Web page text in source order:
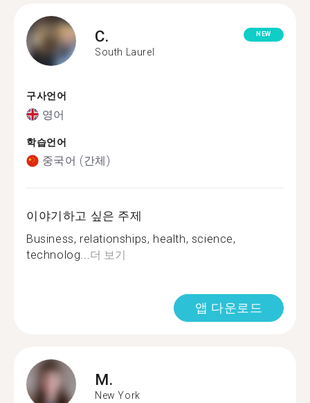
C.
South Laurel
NEW
구사언어
영어
학습언어
중국어 (간체)
이야기하고 싶은 주제
Business, relationships, health, science,
technolog...더 보기
앱 다운로드
M.
New York